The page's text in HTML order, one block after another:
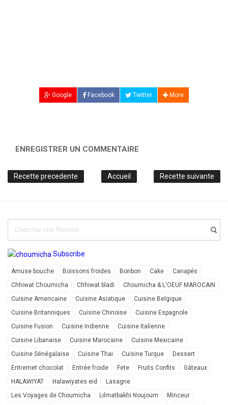
Google Facebook Twitter More
ENREGISTRER UN COMMENTAIRE
Recette precedente Recette suivante
Accueil
Subscribe
Amuse bouche Boissons froides Bonbon Cake
Canapés
Chhiwat Choumicha
Chhiwat bladi
Choumicha & L'OEUF MAROCAIN
Cuisine Americaine
Cuisine Asiatique
Cuisine Belgique
Cuisine Britanniques
Cuisine Chinoise
Cuisine Espagnole
Cuisine Fusion
Cuisine Indienne
Cuisine Italienne
Cuisine Libanaise
Cuisine Marocaine
Cuisine Mexicaine
Cuisine Sénégalaise
Cuisine Thai Cuisine Turque
Dessert
Entremet chocolat
Entrée froide Fete Fruits Confits
Gâteaux
HALAWIYAT
Halawiyates eid
Lasagne
Les Voyages de Choumicha
Lilmatbakhi Noujoum
Minceur